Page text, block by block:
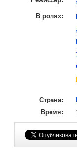
В ролях:
Страна:
Время: